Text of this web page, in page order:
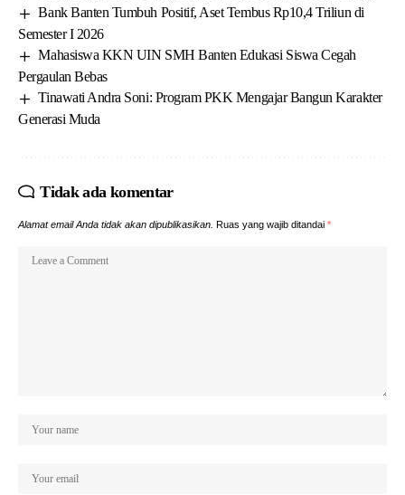
Bank Banten Tumbuh Positif, Aset Tembus Rp10,4 Triliun di
Semester I 2026
Mahasiswa KKN UIN SMH Banten Edukasi Siswa Cegah
Pergaulan Bebas
Tinawati Andra Soni: Program PKK Mengajar Bangun Karakter
Generasi Muda
Tidak ada komentar
Alamat email Anda tidak akan dipublikasikan. Ruas yang wajib ditandai *